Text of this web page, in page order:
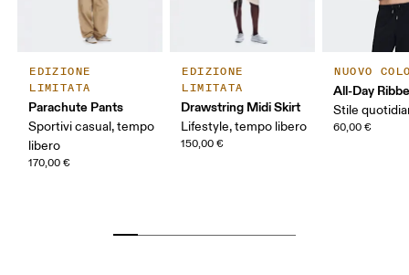
EDIZIONE
LIMITATA
Parachute Pants
Sportivi casual, tempo
libero
170,00 €
EDIZIONE
LIMITATA
Drawstring Midi Skirt
Lifestyle, tempo libero
150,00 €
NUOVO
All-Day
Stile
60,00 €